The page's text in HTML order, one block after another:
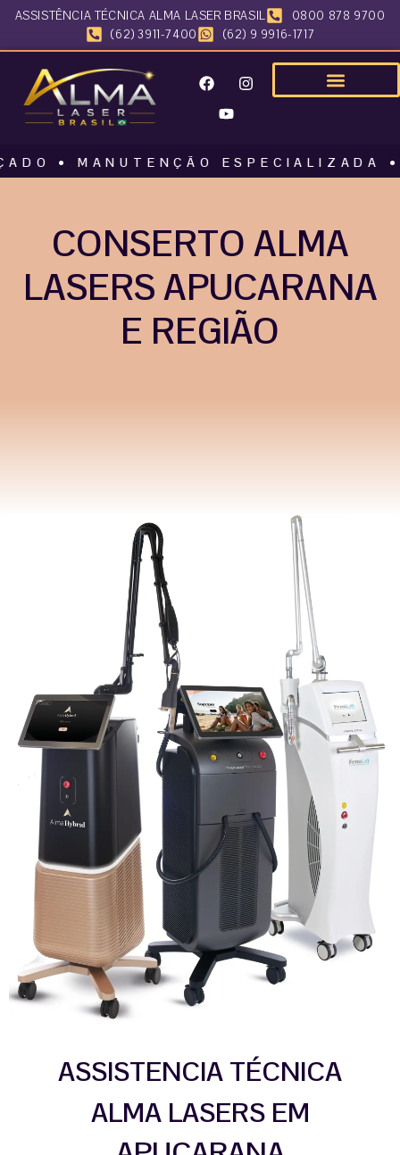
ASSISTÊNCIA TÉCNICA ALMA LASER BRASIL
0800 878 9700
(62) 3911-7400
(62) 9 9916-1717
MANUTENÇÃO ESPECIALIZADA •
CONSERTO ALMA
LASERS APUCARANA
E REGIÃO
ASSISTENCIA TÉCNICA
ALMA LASERS EM